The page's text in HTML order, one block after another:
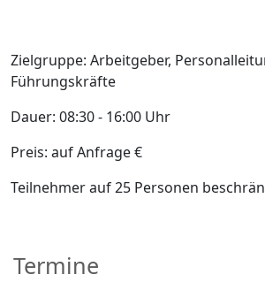
Zielgruppe: Arbeitgeber,
Führungskräfte
Dauer: 08:30 - 16:00 Uhr
Preis: auf Anfrage €
Teilnehmer auf 25 Personen
Termine